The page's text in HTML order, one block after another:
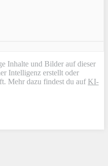
Inhalte und Bilder auf dieser
Intelligenz erstellt oder
Mehr dazu findest du auf KI-